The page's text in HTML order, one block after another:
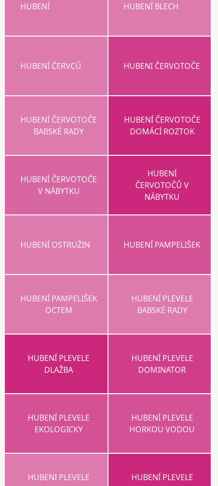
HUBENÍ HUBENÍ BLECH
HUBENÍ ČERVCŮ HUBENI ČERVOTOČE
HUBENÍ ČERVOTOČE
BABSKÉ RADY
HUBENÍ ČERVOTOČE
DOMÁCÍ ROZTOK
HUBENÍ ČERVOTOČE
V NÁBYTKU
HUBENÍ
ČERVOTOČŮ V
NÁBYTKU
HUBENÍ OSTRUŽIN HUBENÍ PAMPELIŠEK
HUBENÍ PAMPELIŠEK
OCTEM
HUBENÍ PLEVELE
BABSKÉ RADY
HUBENÍ PLEVELE
DLAŽBA
HUBENÍ PLEVELE
DOMINATOR
HUBENÍ PLEVELE
EKOLOGICKY
HUBENÍ PLEVELE
HORKOU VODOU
HUBENI PLEVELE
HUBENÍ PLEVELE